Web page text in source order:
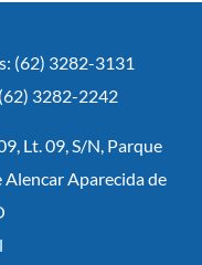
(62) 3282-3131
3282-2242
Lt. 09, S/N, Parque
Aparecida de